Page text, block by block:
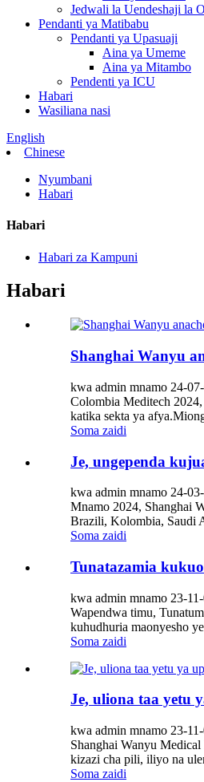
Jedwali la Uendeshaji la
Pendanti ya Matibabu
Pendanti ya Upasuaji
Aina ya Umeme
Aina ya Mitambo
Pendenti ya ICU
Habari
Wasiliana nasi
English
Chinese
Nyumbani
Habari
Habari
Habari za Kampuni
Habari
Shanghai Wanyu
kwa admin mnamo 24-
Colombia Meditech
katika sekta ya
Soma zaidi
Je, ungependa
kwa admin mnamo 24-
Mnamo 2024, Shanghai
Brazili, Kolombia, Saudi
Soma zaidi
Tunatazamia
kwa admin mnamo 23-
Wapendwa timu,
kuhudhuria maonyesho
Soma zaidi
Je, uliona taa yetu
kwa admin mnamo 23-
Shanghai Wanyu
kizazi cha pili, iliyo na
Soma zaidi